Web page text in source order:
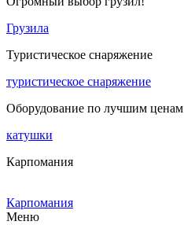
Грузила
Туристическое снаряжение
туристическое снаряжение
Оборудование по лучшим ценам
катушки
Карпомания
Карпомания
Меню